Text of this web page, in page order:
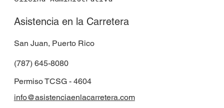
Asistencia en la Carretera
Permiso TCSG - 4604
San Juan, Puerto Rico
(787) 645-8080
info@asistenciaenlacarretera.com